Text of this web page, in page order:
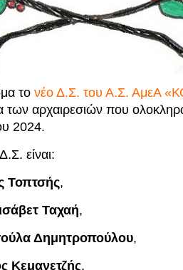
το νέο Δ.Σ. του Α.Σ. ΑμεΑ
των αρχαιρεσιών που
2024.
είναι:
Τοπτσής,
Ταχαή,
Δημητροπούλου,
Κεμανετζής,